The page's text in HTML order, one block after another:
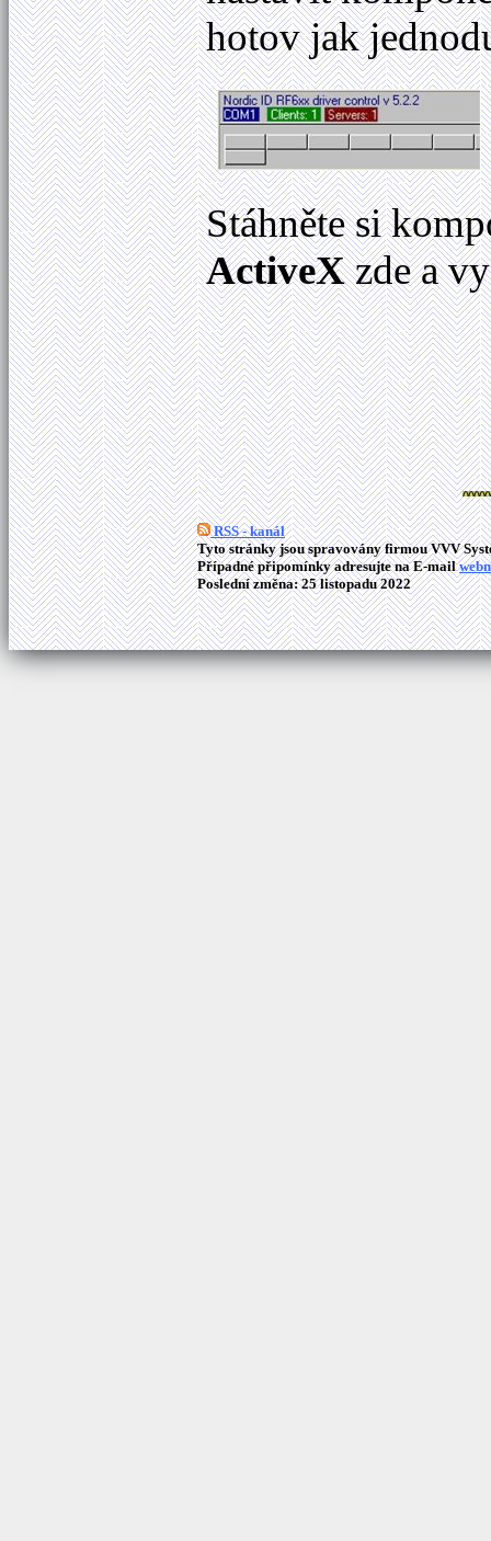
hotov jak
Stáhněte si
ActiveXzde a
RSS - kanál
Tyto stránky jsou spravovány firmou VVV
Případné připomínky adresujte na E-mail
Poslední změna: 25 listopadu 2022